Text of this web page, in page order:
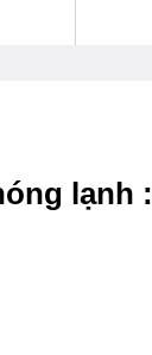
lạnh :